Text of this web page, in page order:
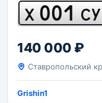
Х 001 СУ
140 000 ₽
Ставропольский
Grishin1